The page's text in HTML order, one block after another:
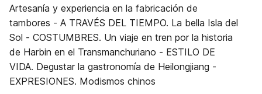
Artesanía y experiencia en la fabricación de
tambores - A TRAVÉS DEL TIEMPO. La bella Isla del
Sol - COSTUMBRES. Un viaje en tren por la historia
de Harbin en el Transmanchuriano - ESTILO DE
VIDA. Degustar la gastronomía de Heilongjiang -
EXPRESIONES. Modismos chinos